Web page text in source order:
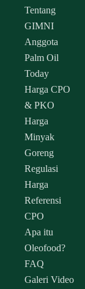
Tentang
GIMNI
Anggota
Palm Oil
Today
Harga CPO
& PKO
Harga
Minyak
Goreng
Regulasi
Harga
Referensi
CPO
Apa itu
Oleofood?
FAQ
Galeri Video